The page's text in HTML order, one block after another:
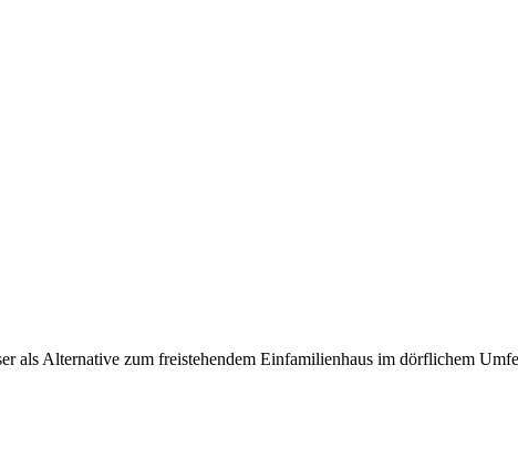
als Alternative zum freistehendem Einfamilienhaus im dörflichem